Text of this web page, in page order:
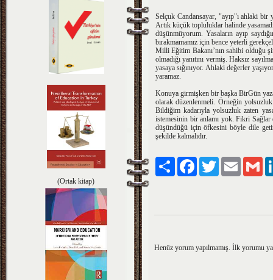
(Ortak kitap)
Selçuk Candansayar, "ayıp"ı ahlaki
Artık küçük topluluklar halinde
düşünmüyorum. Yasaların ayıp
bırakmamamız için bence yeterli
Milli Eğitim Bakanı’nın sahibi olduğu
olmadığı yanıtını vermiş. Haksız
yasaya sığınıyor. Ahlaki değerler
yaramaz.
Konuya girmişken bir başka BirGün
olarak düzenlenmeli. Örneğin
Bildiğim kadarıyla yolsuzluk zaten
istemesinin bir anlamı yok. Fikri Sağlar
düşündüğü için öfkesini böyle dile
şekilde kalmalıdır.
Paylaş FacebookTwitter Email
Henüz yorum yapılmamış. İlk yorumu